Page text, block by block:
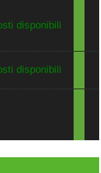
disponibili
disponibili